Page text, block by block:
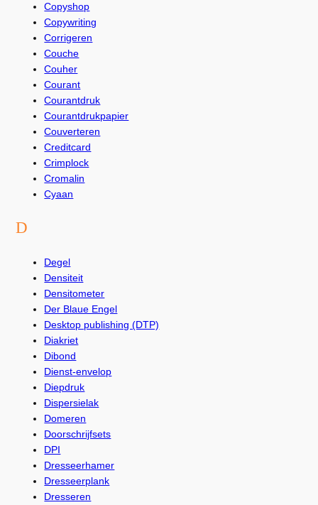
Copyshop
Copywriting
Corrigeren
Couche
Couher
Courant
Courantdruk
Courantdrukpapier
Couverteren
Creditcard
Crimplock
Cromalin
Cyaan
D
Degel
Densiteit
Densitometer
Der Blaue Engel
Desktop publishing (DTP)
Diakriet
Dibond
Dienst-envelop
Diepdruk
Dispersielak
Domeren
Doorschrijfsets
DPI
Dresseerhamer
Dresseerplank
Dresseren